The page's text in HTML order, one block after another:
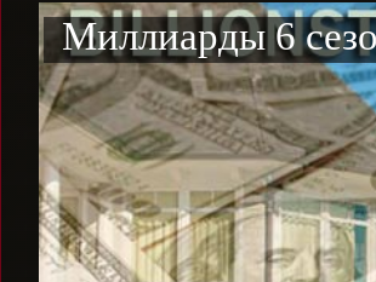
Миллиарды 6